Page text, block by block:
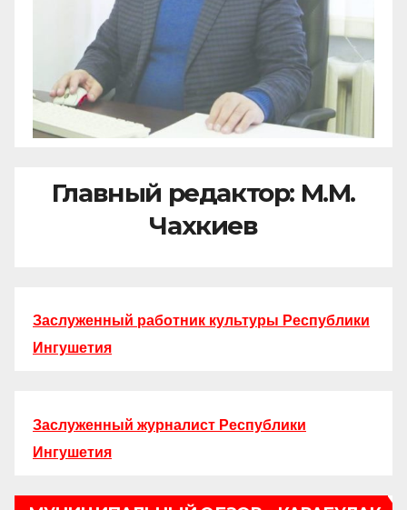
Главный редактор: М.М.
Чахкиев
Заслуженный работник культуры Республики
Ингушетия
Заслуженный журналист Республики
Ингушетия